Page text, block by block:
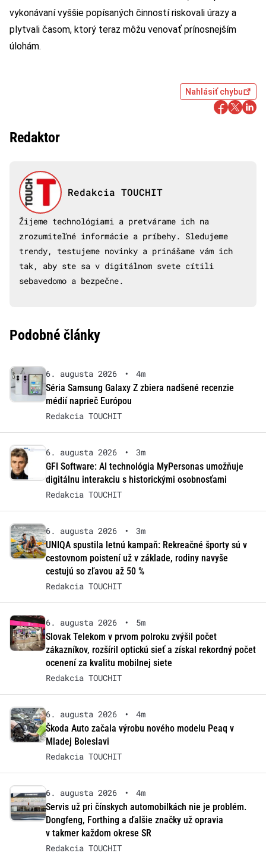
vykonávaní vyššie popísaných činností riskovali úrazy a
plytvali časom, ktorý teraz môžu venovať prínosnejším
úlohám.
Nahlásiť chybu
Redaktor
Redakcia TOUCHIT
Žijeme technológiami a pretvárame ich na
zrozumiteľné informácie a príbehy. Sledujeme
trendy, testujeme novinky a prinášame vám ich
tak, aby ste sa v digitálnom svete cítili
sebavedomo a bezpečne.
Podobné články
6. augusta 2026 •
4m
Séria Samsung Galaxy Z zbiera nadšené recenzie
médií naprieč Európou
Redakcia TOUCHIT
6. augusta 2026 •
3m
GFI Software: AI technológia MyPersonas umožňuje
digitálnu interakciu s historickými osobnosťami
Redakcia TOUCHIT
6. augusta 2026 •
3m
UNIQA spustila letnú kampaň: Rekreačné športy sú v
cestovnom poistení už v základe, rodiny navyše
cestujú so zľavou až 50 %
Redakcia TOUCHIT
6. augusta 2026 •
5m
Slovak Telekom v prvom polroku zvýšil počet
zákazníkov, rozšíril optickú sieť a získal rekordný počet
ocenení za kvalitu mobilnej siete
Redakcia TOUCHIT
6. augusta 2026 •
4m
Škoda Auto začala výrobu nového modelu Peaq v
Mladej Boleslavi
Redakcia TOUCHIT
6. augusta 2026 •
4m
Servis už pri čínskych automobilkách nie je problém.
Dongfeng, Forthing a ďalšie značky už opravia
v takmer každom okrese SR
Redakcia TOUCHIT